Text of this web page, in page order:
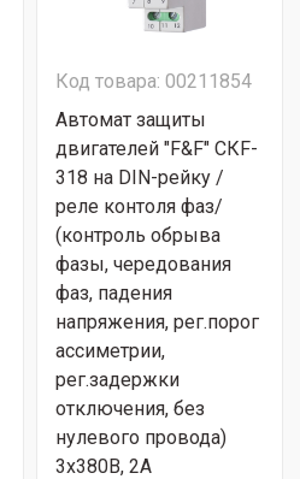
Код товара: 00211854
Автомат защиты
двигателей "F&F" CКF-
318 на DIN-рейку /
реле контоля фаз/
(контроль обрыва
фазы, чередования
фаз, падения
напряжения, рег.порог
ассиметрии,
рег.задержки
отключения, без
нулевого провода)
3х380В, 2А